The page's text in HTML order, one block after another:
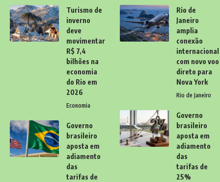
Turismo de
inverno
deve
movimentar
R$ 7,4
bilhões na
economia
do Rio em
2026
Economia
Governo
brasileiro
aposta em
adiamento
das
tarifas de
Rio de
Janeiro
amplia
conexão
internacional
com novo voo
direto para
Nova York
Rio de Janeiro
Governo
brasileiro
aposta em
adiamento
das
tarifas de
25%